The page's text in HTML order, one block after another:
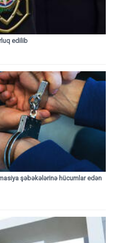
edilib
şəbəkələrinə hücumlar edən